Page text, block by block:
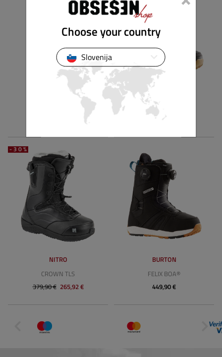
STW DOUBLE BOA W
LIMELIGHT BOA®
359,90 €
-30%
NITRO
CROWN TLS
379,90 € 265,92 €
BURTON
FELIX BOA®
449,90 €
Choose your country
Slovenija